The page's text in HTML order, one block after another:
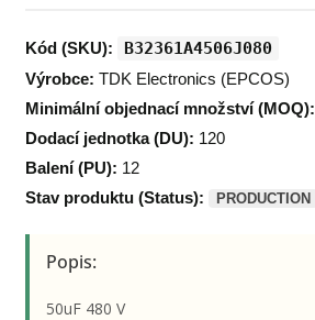
Kód (SKU): B32361A4506J080
Výrobce: TDK Electronics (EPCOS)
Minimální objednací množství (MOQ):
Dodací jednotka (DU): 120
Balení (PU): 12
Stav produktu (Status):
PRODUCTION
Popis:
50uF 480 V